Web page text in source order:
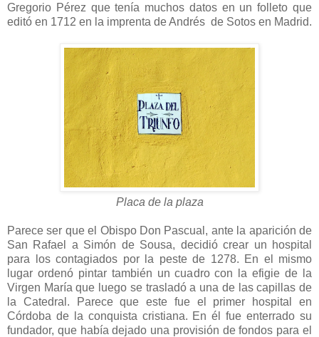
Gregorio Pérez que tenía muchos datos en un folleto que
editó en 1712 en la imprenta de Andrés de Sotos en Madrid.
Placa de la plaza
Parece ser que el Obispo Don Pascual, ante la aparición de
San Rafael a Simón de Sousa, decidió crear un hospital
para los contagiados por la peste de 1278. En el mismo
lugar ordenó pintar también un cuadro con la efigie de la
Virgen María que luego se trasladó a una de las capillas de
la Catedral. Parece que este fue el primer hospital en
Córdoba de la conquista cristiana. En él fue enterrado su
fundador, que había dejado una provisión de fondos para el